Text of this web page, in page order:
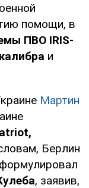
помощи, в
ПВО IRIS-
и
Мартин
Берлин
, заявив,